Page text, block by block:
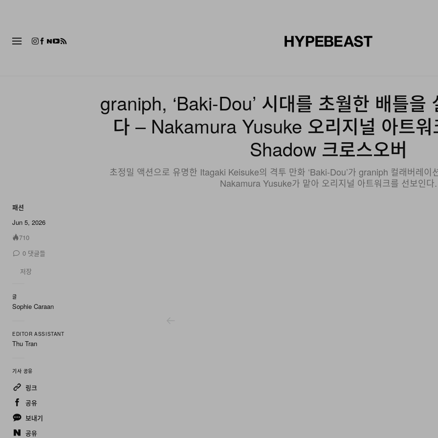
graniph, ‘Baki-Dou’ 시대를 초월한 배틀을
다 – Nakamura Yusuke 오리지널 아트
Shadow 크로스오버
초정밀 액션으로 유명한 Itagaki Keisuke의 격투 만화 ‘Baki-Dou’가 graniph 컬래버레이
Nakamura Yusuke가 맡아 오리지널 아트워크를 선보인다.
패션
Jun 5, 2026
710
0 댓글들
저장
글
Sophie Caraan
EDITOR ASSISTANT
Thu Tran
기사 공유
링크
공유
보내기
공유